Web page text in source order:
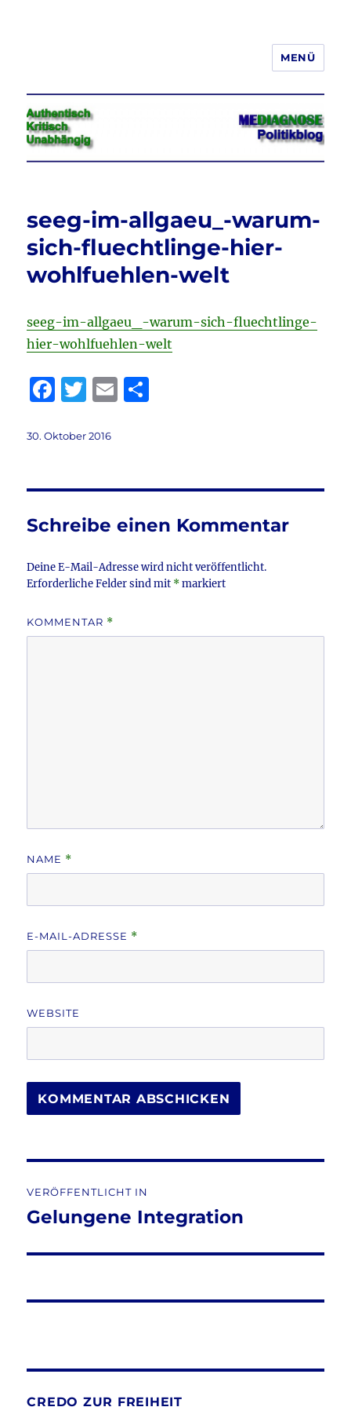
Jeder hat das Recht, seine
Meinung in Wort, Schrift und Bild
frei zu äußern und zu verbreiten
MENÜ
seeg-im-allgaeu_-warum-
sich-fluechtlinge-hier-
wohlfuehlen-welt
seeg-im-allgaeu_-warum-sich-fluechtlinge-
hier-wohlfuehlen-welt
F
c
b
o
o
k
T
it
r
E
Veröffentlicht
30. Oktober 2016
Schreibe einen Kommentar
Deine E-Mail-Adresse wird nicht veröffentlicht.
Erforderliche Felder sind mit *markiert
KOMMENTAR *
NAME *
E-MAIL-ADRESSE *
WEBSITE
VERÖFFENTLICHT IN
Gelungene Integration
CREDO ZUR FREIHEIT